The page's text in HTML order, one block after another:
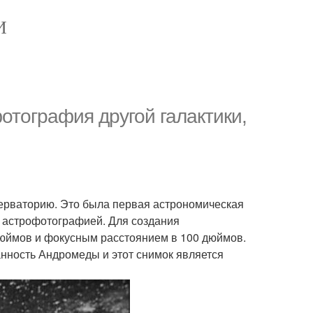
другой галактики,
Это была первая астрономическая
Для создания
и фокусным расстоянием в 100 дюймов.
Андромеды и этот снимок является